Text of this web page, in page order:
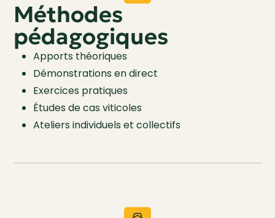
Méthodes
pédagogiques
Apports théoriques
Démonstrations en direct
Exercices pratiques
Études de cas viticoles
Ateliers individuels et collectifs